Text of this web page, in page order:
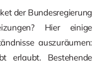
der Bundesregierung
Hier einige
auszuräumen:
erlaubt. Bestehende